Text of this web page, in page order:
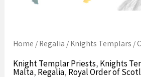
Home / Regalia / Knights Templars /
Knight Templar Priests, Knights
Malta, Regalia, Royal Order of